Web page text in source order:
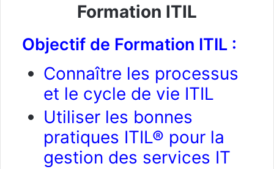
Formation ITIL
Objectif de Formation ITIL :
Connaître les processus
et le cycle de vie ITIL
Utiliser les bonnes
pratiques ITIL® pour la
gestion des services IT